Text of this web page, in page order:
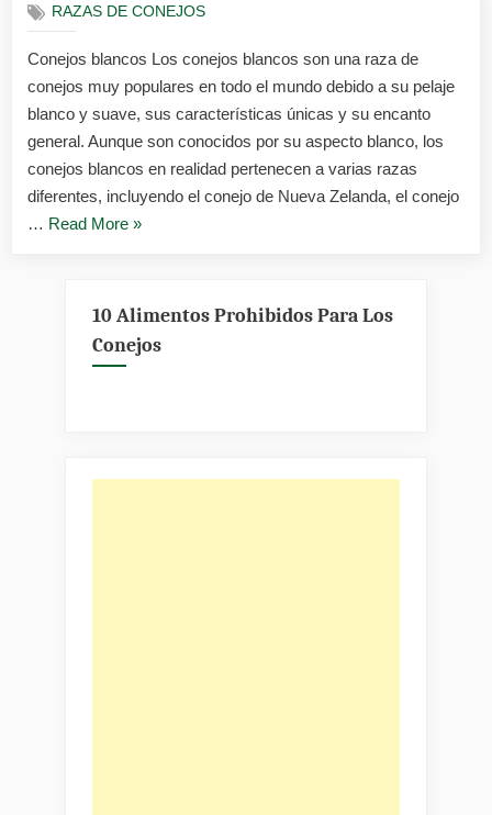
RAZAS DE CONEJOS
Conejos blancos Los conejos blancos son una raza de
conejos muy populares en todo el mundo debido a su pelaje
blanco y suave, sus características únicas y su encanto
general. Aunque son conocidos por su aspecto blanco, los
conejos blancos en realidad pertenecen a varias razas
diferentes, incluyendo el conejo de Nueva Zelanda, el conejo
… Read More«Conejos
»
10 Alimentos Prohibidos Para Los
Conejos